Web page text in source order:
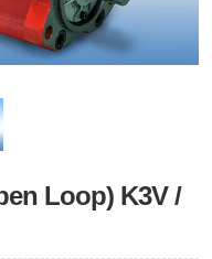
Loop) K3V /